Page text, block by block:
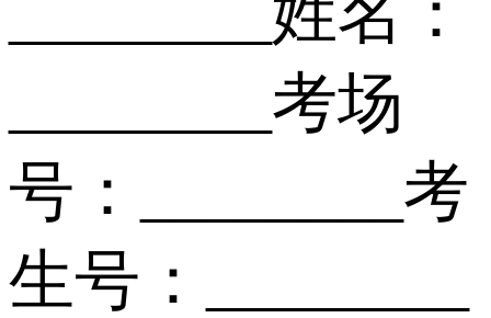
________考场
号：________考
生号：________